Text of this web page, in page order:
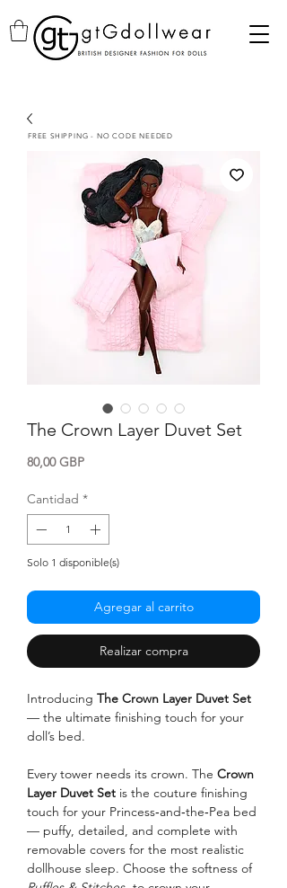
The Crown Layer Duvet Set
80,00 GBPPrecio
Cantidad *
Solo 1 disponible(s)
Agregar al carrito
Realizar compra
Introducing The Crown Layer Duvet Set
— the ultimate finishing touch for your
doll’s bed.
Every tower needs its crown. The Crown
Layer Duvet Set is the couture finishing
touch for your Princess‑and‑the‑Pea bed
— puffy, detailed, and complete with
removable covers for the most realistic
dollhouse sleep. Choose the softness of
FREE SHIPPING - NO CODE NEEDED